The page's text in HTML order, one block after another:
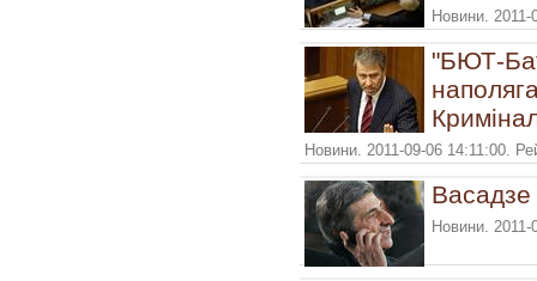
Новини.
"БЮТ-
Новини. 2011-09-06 14:11:00.
Васадзе
Новини.